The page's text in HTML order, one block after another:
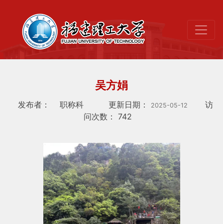
吴方娟
发布者： 职称科 更新日期： 2025-05-12
访
问次数： 742